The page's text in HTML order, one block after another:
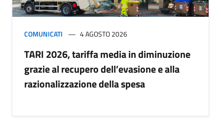
COMUNICATI 4 AGOSTO 2026
TARI 2026, tariffa media in diminuzione
grazie al recupero dell’evasione e alla
razionalizzazione della spesa